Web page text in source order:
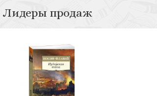
Лидеры продаж